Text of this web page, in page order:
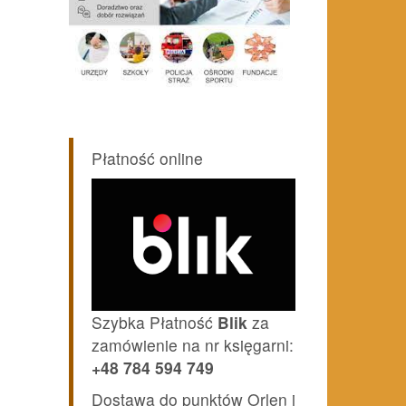
Płatność online
Szybka Płatność Blik za
zamówienie na nr księgarni:
+48 784 594 749
Dostawa do punktów Orlen i